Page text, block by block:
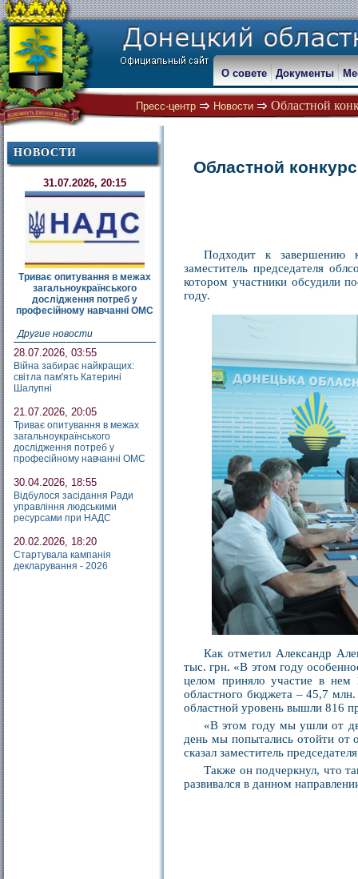
Пресс-центр Новости Областной
О совете Документы
НОВОСТИ
31.07.2026, 20:15
Триває опитування в межах
загальноукраїнського
дослідження потреб у
професійному навчанні ОМС
Другие новости
28.07.2026, 03:55
Війна забирає найкращих:
світла пам'ять Катерині
Шалупні
21.07.2026, 20:05
Триває опитування в межах
загальноукраїнського
дослідження потреб у
професійному навчанні ОМС
30.04.2026, 18:55
Відбулося засідання Ради
управління людськими
ресурсами при НАДС
20.02.2026, 18:20
Стартувала кампанія
декларування - 2026
Областной
Подходит к завершению
заместитель председателя
котором участники обсудили
году.
Как отметил Александр
тыс. грн. «В этом году
целом приняло участие в
областного бюджета – 45,7
областной уровень вышли 816
«В этом году мы ушли от
день мы попытались отойти от
сказал заместитель
Также он подчеркнул, что
развивался в данном